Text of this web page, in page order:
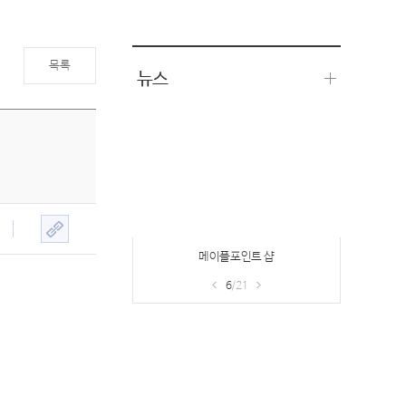
목록
뉴스
메이플포인트 샵
6/21